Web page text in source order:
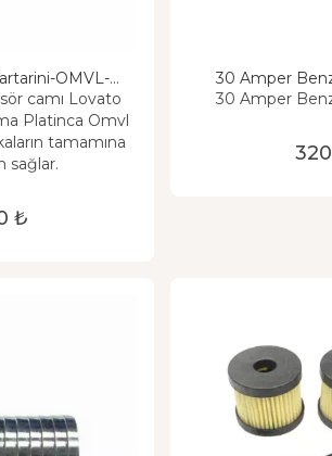
OMVL-
Milano-Vikars-
Sensörü
camı Lovato
Platinca Omvl
tamamına
sağlar.
₺
30 Amper
30 Amper